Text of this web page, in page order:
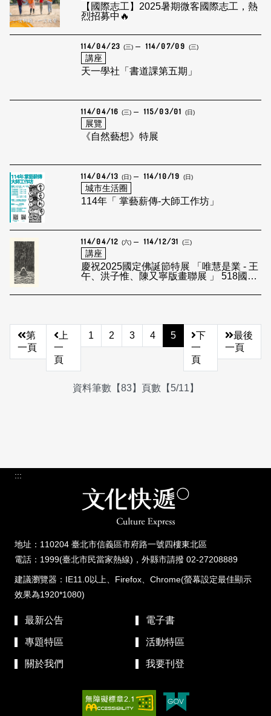
【國際志工】2025暑期微客國際志工，熱
烈招募中🔥
114/04/23 (三) 114/07/09 (三)
講座
天一學社「書道課第五期」
114/04/16 (三) 115/03/01 (日)
展覽
《自然藝想》特展
114/04/13 (日) 114/10/19 (日)
城市生活圈
114年「 掌藝薪傳-大師工作坊」
114/04/12 (六) 114/12/31 (三)
講座
慶祝2025國定佛誕節特展 「唯慧是業 - 王
午、洪子惟、陳又寧版畫聯展 」 518國際
繪
第
一頁
上
一
頁
1 2 3 4 5
下
一
頁
最後
一頁
資料筆數【83】頁數【5/11】
:::
地址：110204 臺北市信義區市府路一號四樓東北區
電話：1999(臺北市民當家熱線)，外縣市請撥 02-27208889
建議瀏覽器：IE11.0以上、Firefox、Chrome(螢幕設定最佳顯示
效果為1920*1080)
最新公告 電子書
專題特區 活動特區
關於我們 我要刊登